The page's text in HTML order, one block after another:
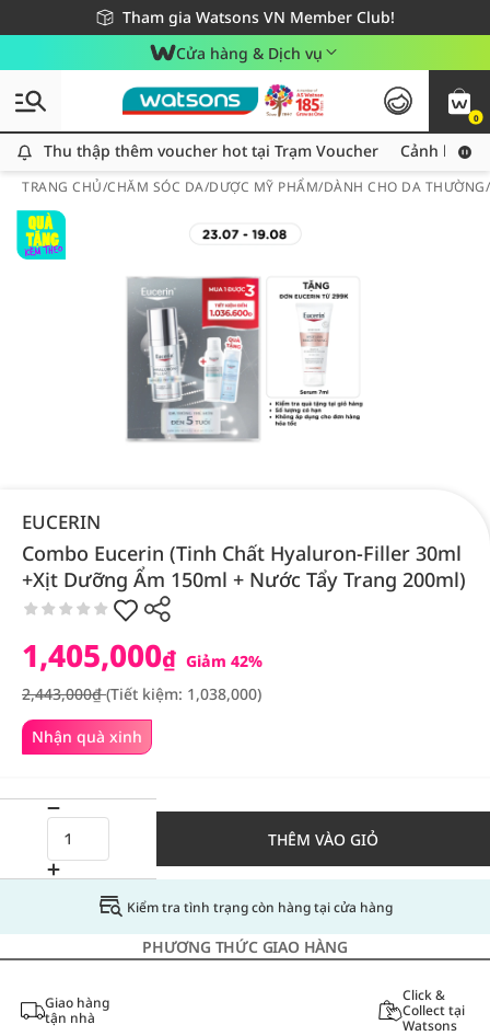
Tham gia Watsons VN Member Club!
Miễn phí giao hàng cho đơn hàng từ 249,000Đ
Giao hàng nhanh 24h - Áp dụng khu vực TP. Hồ Chí Minh
Cửa hàng & Dịch vụ
0
Thu thập thêm voucher hot tại Trạm Voucher
Thu thập thêm voucher hot tại Trạm Voucher Cảnh báo
TRANG CHỦ/CHĂM SÓC DA/DƯỢC MỸ PHẨM/DÀNH CHO DA
EUCERIN
Combo Eucerin (Tinh Chất Hyaluron-Filler 30ml
+Xịt Dưỡng Ẩm 150ml + Nước Tẩy Trang 200ml)
Nhận quà xinh
1,405,000₫ Giảm 42%
2,443,000₫(Tiết kiệm: 1,038,000)
THÊM VÀO GIỎ
Kiểm tra tình trạng còn hàng tại cửa hàng
PHƯƠNG THỨC GIAO HÀNG
Giao hàng
tận nhà
Click &
Collect tại
Watsons